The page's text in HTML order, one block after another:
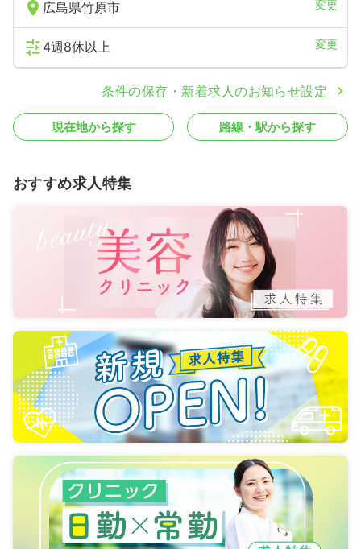
広島県竹原市 変更
4週8休以上 変更
条件の保存・新着求人のお知らせ設定
現在地から探す 路線・駅から探す
おすすめ求人特集